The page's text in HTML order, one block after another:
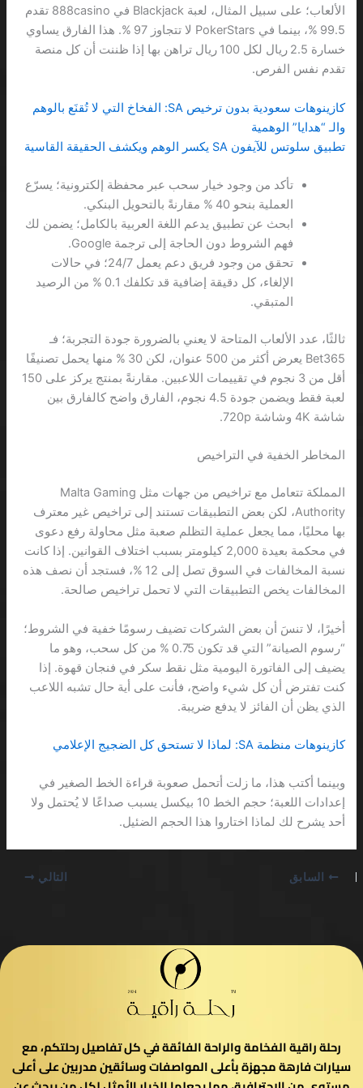
الألعاب؛ على سبيل المثال، لعبة Blackjack في 888casino تقدم
99.5 %، بينما في PokerStars لا تتجاوز 97 %. هذا الفارق يساوي
خسارة 2.5 ريال لكل 100 ريال تراهن بها إذا ظننت أن كل منصة
تقدم نفس الفرص.
كازينوهات سعودية بدون ترخيص SA: الفخاخ التي لا تُقنَع بالوهم
والـ “هدايا” الوهمية
تطبيق سلوتس للآيفون SA يكسر الوهم ويكشف الحقيقة القاسية
تأكد من وجود خيار سحب عبر محفظة إلكترونية؛ يسرّع
العملية بنحو 40 % مقارنةً بالتحويل البنكي.
ابحث عن تطبيق يدعم اللغة العربية بالكامل؛ يضمن لك
فهم الشروط دون الحاجة إلى ترجمة Google.
تحقق من وجود فريق دعم يعمل 24/7؛ في حالات
الإلغاء، كل دقيقة إضافية قد تكلفك 0.1 % من الرصيد
المتبقي.
ثالثًا، عدد الألعاب المتاحة لا يعني بالضرورة جودة التجربة؛ فـ
Bet365 يعرض أكثر من 500 عنوان، لكن 30 % منها يحمل تصنيفًا
أقل من 3 نجوم في تقييمات اللاعبين. مقارنةً بمنتج يركز على 150
لعبة فقط ويضمن جودة 4.5 نجوم، الفارق واضح كالفارق بين
شاشة 4K وشاشة 720p.
المخاطر الخفية في التراخيص
المملكة تتعامل مع تراخيص من جهات مثل Malta Gaming
Authority، لكن بعض التطبيقات تستند إلى تراخيص غير معترف
بها محليًا، مما يجعل عملية التظلم صعبة مثل محاولة رفع دعوى
في محكمة بعيدة 2,000 كيلومتر بسبب اختلاف القوانين. إذا كانت
نسبة المخالفات في السوق تصل إلى 12 %، فستجد أن نصف هذه
المخالفات يخص التطبيقات التي لا تحمل تراخيص صالحة.
أخيرًا، لا تنسَ أن بعض الشركات تضيف رسومًا خفية في الشروط؛
“رسوم الصيانة” التي قد تكون 0.75 % من كل سحب، وهو ما
يضيف إلى الفاتورة اليومية مثل نقط سكر في فنجان قهوة. إذا
كنت تفترض أن كل شيء واضح، فأنت على أية حال تشبه اللاعب
الذي يظن أن الفائز لا يدفع ضريبة.
كازينوهات منظمة SA: لماذا لا تستحق كل الضجيج الإعلامي
وبينما أكتب هذا، ما زلت أتحمل صعوبة قراءة الخط الصغير في
إعدادات اللعبة؛ حجم الخط 10 بيكسل يسبب صداعًا لا يُحتمل ولا
أحد يشرح لك لماذا اختاروا هذا الحجم الضئيل.
السابق التالي
رحلة راقية الفخامة والراحة الفائقة في كل تفاصيل رحلتكم، مع
سيارات فارهة مجهزة بأعلى المواصفات وسائقين مدربين على أعلى